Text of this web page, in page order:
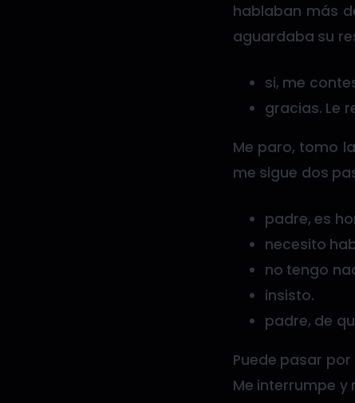
hablaban más
aguardaba su
si, me
gracias. Le
Me paro, tomo
me sigue dos
padre, es
necesito
no tengo
insisto.
padre, de
Puede pasar por
Me interrumpe y